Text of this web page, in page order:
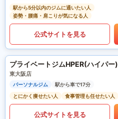
駅から5分以内のジムに通いたい人
姿勢・腰痛・肩こりが気になる人
公式サイトを見る
プライベートジムHPER(ハイパー)
東大阪店
パーソナルジム
駅から車で17分
とにかく痩せたい人
食事管理も任せたい人
公式サイトを見る